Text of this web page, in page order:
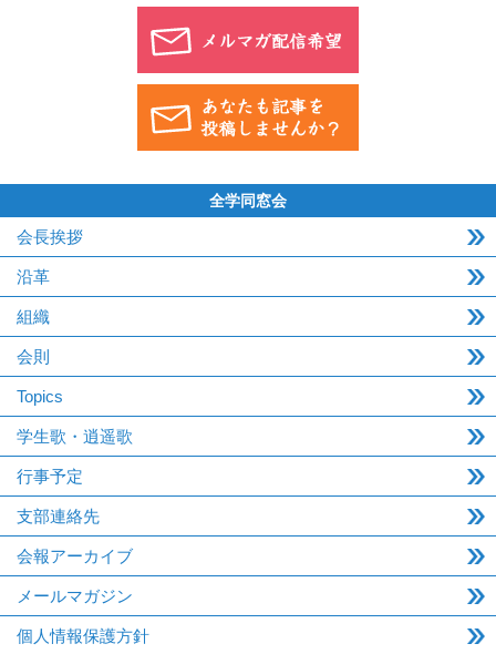
全学同窓会
会長挨拶
沿革
組織
会則
Topics
学生歌・逍遥歌
行事予定
支部連絡先
会報アーカイブ
メールマガジン
個人情報保護方針